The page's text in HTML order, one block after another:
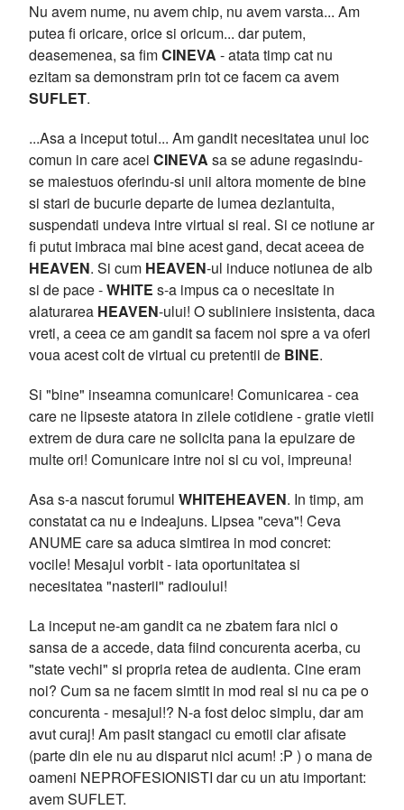
Nu avem nume, nu avem chip, nu avem varsta... Am
putea fi oricare, orice si oricum... dar putem,
deasemenea, sa fimCINEVA - atata timp cat nu
ezitam sa demonstram prin tot ce facem ca avem
SUFLET.
...Asa a inceput totul... Am gandit necesitatea unui loc
comun in care acei CINEVA sa se adune regasindu-
se maiestuos oferindu-si unii altora momente de bine
si stari de bucurie departe de lumea dezlantuita,
suspendati undeva intre virtual si real. Si ce notiune ar
fi putut imbraca mai bine acest gand, decat aceea de
HEAVEN. Si cum HEAVEN-ul induce notiunea de alb
si de pace -WHITE s-a impus ca o necesitate in
alaturarea HEAVEN-ului! O subliniere insistenta, daca
vreti, a ceea ce am gandit sa facem noi spre a va oferi
voua acest colt de virtual cu pretentii de BINE.
Si "bine" inseamna comunicare! Comunicarea - cea
care ne lipseste atatora in zilele cotidiene - gratie vietii
extrem de dura care ne solicita pana la epuizare de
multe ori! Comunicare intre noi si cu voi, impreuna!
Asa s-a nascut forumul WHITEHEAVEN. In timp, am
constatat ca nu e indeajuns. Lipsea "ceva"! Ceva
ANUME care sa aduca simtirea in mod concret:
vocile! Mesajul vorbit - iata oportunitatea si
necesitatea "nasterii" radioului!
La inceput ne-am gandit ca ne zbatem fara nici o
sansa de a accede, data fiind concurenta acerba, cu
"state vechi" si propria retea de audienta. Cine eram
noi? Cum sa ne facem simtit in mod real si nu ca pe o
concurenta - mesajul!? N-a fost deloc simplu, dar am
avut curaj! Am pasit stangaci cu emotii clar afisate
(parte din ele nu au disparut nici acum! :P ) o mana de
oameni NEPROFESIONISTI dar cu un atu important:
avem SUFLET.